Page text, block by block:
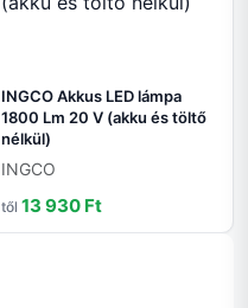
INGCO Akkus LED lámpa
1800 Lm 20 V (akku és töltő
nélkül)
INGCO
től 13 930 Ft